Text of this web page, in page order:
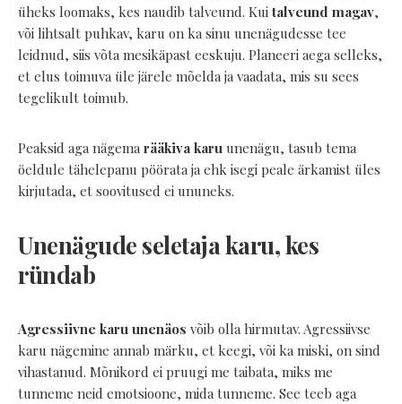
üheks loomaks, kes naudib talveund. Kui talveund magav,
või lihtsalt puhkav, karu on ka sinu unenägudesse tee
leidnud, siis võta mesikäpast eeskuju. Planeeri aega selleks,
et elus toimuva üle järele mõelda ja vaadata, mis su sees
tegelikult toimub.
Peaksid aga nägemarääkiva karu unenägu, tasub tema
öeldule tähelepanu pöörata ja ehk isegi peale ärkamist üles
kirjutada, et soovitused ei ununeks.
Unenägude seletaja karu, kes
ründab
Agressiivne karu unenäos võib olla hirmutav. Agressiivse
karu nägemine annab märku, et keegi, või ka miski, on sind
vihastanud. Mõnikord ei pruugi me taibata, miks me
tunneme neid emotsioone, mida tunneme. See teeb aga